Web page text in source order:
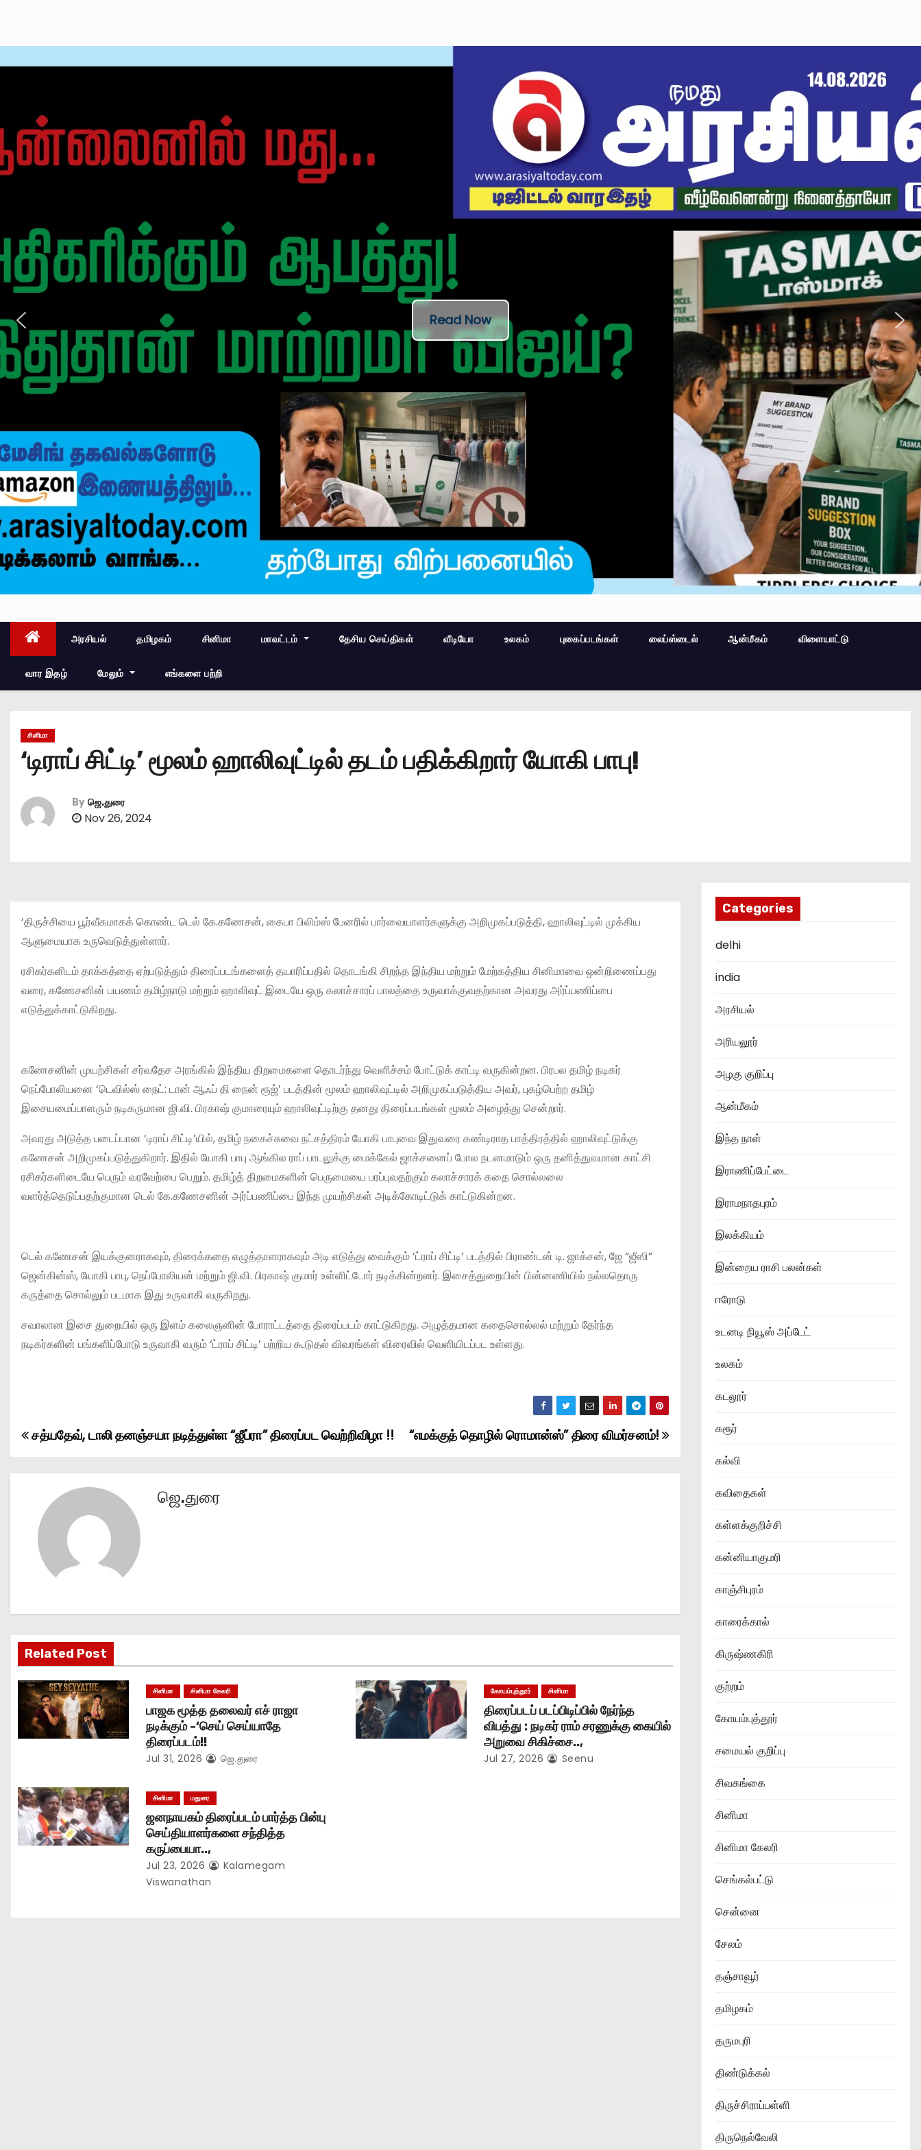
Read Now
அரசியல் தமிழகம் சினிமா மாவட்டம் தேசிய செய்திகள் வீடியோ உலகம் புகைப்படங்கள் லைப்ஸ்டைல் ஆன்மீகம் விளையாட்டு
வார இதழ் மேலும் எங்களை பற்றி
சினிமா
‘டிராப் சிட்டி’ மூலம் ஹாலிவுட்டில் தடம் பதிக்கிறார் யோகி பாபு!
By ஜெ.துரை
Nov 26, 2024
‘திருச்சியை பூர்வீகமாகக் கொண்ட‌ டெல் கே.கணேசன், கைபா பிலிம்ஸ் பேனரில் பார்வையாளர்களுக்கு அறிமுகப்படுத்தி, ஹாலிவுட்டில் முக்கிய
ஆளுமையாக‌ உருவெடுத்துள்ளார்.
ரசிகர்களிடம் தாக்கத்தை ஏற்படுத்தும் திரைப்படங்களைத் தயாரிப்பதில் தொடங்கி சிறந்த இந்திய மற்றும் மேற்கத்திய சினிமாவை ஒன்றிணைப்பது
வரை, கணேசனின் பயணம் தமிழ்நாடு மற்றும் ஹாலிவுட் இடையே ஒரு கலாச்சாரப் பாலத்தை உருவாக்குவதற்கான அவரது அர்ப்பணிப்பை
எடுத்துக்காட்டுகிறது.
கணேசனின் முயற்சிகள் சர்வதேச அரங்கில் இந்திய திறமைகளை தொடர்ந்து வெளிச்சம் போட்டுக் காட்டி வருகின்ற‌ன. பிரபல தமிழ் நடிகர்
நெப்போலியனை ‘டெவில்ஸ் நைட்: டான் ஆஃப் தி நைன் ரூஜ்’ படத்தின் மூலம் ஹாலிவுட்டில் அறிமுகப்படுத்திய அவர், புகழ்பெற்ற தமிழ்
இசையமைப்பாளரும் நடிகருமான ஜி.வி. பிரகாஷ் குமாரையும் ஹாலிவுட்டிற்கு தனது திரைப்படங்கள் மூலம் அழைத்து சென்றார்.
அவரது அடுத்த படைப்பான‌ ‘டிராப் சிட்டி’யில், தமிழ் நகைச்சுவை நட்சத்திரம் யோகி பாபுவை இதுவரை கண்டிராத பாத்திரத்தில் ஹாலிவுட்டுக்கு
கணேசன் அறிமுகப்படுத்துகிறார். இதில் யோகி பாபு ஆங்கில ராப் பாடலுக்கு மைக்கேல் ஜாக்சனைப் போல நடனமாடும் ஒரு தனித்துவமான காட்சி
ரசிகர்களிடையே பெரும் வரவேற்பை பெறும். தமிழ்த் திறமைகளின் பெருமையை பரப்புவதற்கும் கலாச்சாரக் கதை சொல்லலை
வளர்த்தெடுப்பதற்குமான‌ டெல் கே.கணேசனின் அர்ப்பணிப்பை இந்த முயற்சிகள் அடிக்கோடிட்டுக் காட்டுகின்றன.
டெல் கணேசன் இயக்குனராகவும், திரைக்கதை எழுத்தாளராகவும் அடி எடுத்து வைக்கும் ‘ட்ராப் சிட்டி’ படத்தில் பிராண்டன் டி. ஜாக்சன், ஜே “ஜீஸி”
ஜென்கின்ஸ், யோகி பாபு, நெப்போலியன் மற்றும் ஜி.வி. பிரகாஷ் குமார் உள்ளிட்டோர் நடிக்கின்றனர். இசைத்துறையின் பின்னணியில் நல்லதொரு
கருத்தை சொல்லும் படமாக இது உருவாகி வருகிறது.
சவாலான இசை துறையில் ஒரு இளம் கலைஞனின் போராட்டத்தை திரைப்படம் காட்டுகிறது. அழுத்தமான கதைசொல்லல் மற்றும் தேர்ந்த
நடிகர்களின் பங்களிப்போடு உருவாகி வரும் ‘ட்ராப் சிட்டி’ பற்றிய கூடுதல் விவரங்கள் விரைவில் வெளியிடப்பட உள்ளது.
P
o
v
i
g
a
t
o
n
“எமக்குத் தொழில் ரொமான்ஸ்” திரை விமர்சனம்!
சத்யதேவ், டாலி தனஞ்சயா நடித்துள்ள “ஜீப்ரா” திரைப்பட வெற்றிவிழா !!
ஜெ.துரை
Related Post
சினிமா சினிமா கேலரி
பாஜக மூத்த தலைவர் எச் ராஜா
நடிக்கும் -‘செய் செய்யாதே
திரைப்படம்!!
Jul 31, 2026 ஜெ.துரை
கோயம்புத்தூர் சினிமா
திரைப்படப் படப்பிடிப்பில் நேர்ந்த
விபத்து : நடிகர் ராம் சரணுக்கு கையில்
அறுவை சிகிச்சை..,
Jul 27, 2026 Seenu
சினிமா மதுரை
ஜனநாயகம் திரைப்படம் பார்த்த பின்பு
செய்தியாளர்களை சந்தித்த
கருப்பையா..,
Jul 23, 2026
Kalamegam
Viswanathan
Categories
delhi
india
அரசியல்
அரியலூர்
அழகு குறிப்பு
ஆன்மீகம்
இந்த நாள்
இராணிப்பேட்டை
இராமநாதபுரம்
இலக்கியம்
இன்றைய ராசி பலன்கள்
ஈரோடு
உடனடி நியூஸ் அப்டேட்
உலகம்
கடலூர்
கரூர்
கல்வி
கவிதைகள்
கள்ளக்குறிச்சி
கன்னியாகுமரி
காஞ்சிபுரம்
காரைக்கால்
கிருஷ்ணகிரி
குற்றம்
கோயம்புத்தூர்
சமையல் குறிப்பு
சிவகங்கை
சினிமா
சினிமா கேலரி
செங்கல்பட்டு
சென்னை
சேலம்
தஞ்சாவூர்
தமிழகம்
தருமபுரி
திண்டுக்கல்
திருச்சிராப்பள்ளி
திருநெல்வேலி